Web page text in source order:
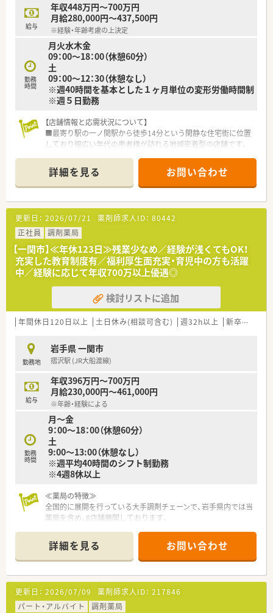
給与
年収448万円～700万円
月給280,000円～437,500円
※経験・年齢考慮の上決定
勤務
時間
月火水木金
09：00～18：00（休憩60分）
土
09：00～12：30（休憩なし）
※週40時間を基本とした１ヶ月単位の変形労働時間制
※週５日勤務
【店舗情報と応需状況について】
■最寄り駅の一ノ関駅から徒歩14分という閑静な住宅街に位置
しており幅広い年代の患者様が訪れる地域密着型の店舗です。
たり約100枚の処方箋を薬剤師5名と事務4名で対応します。
■近隣のクリニックからの処方箋がメインであり地域の医療ニ
ーズに応える質の高いサービスを提供している魅力的な環境で
す。
【募集背景と求める人物像について】
■現在は欠員補充のための募集を行っており地域医療に貢献し
ながら長く勤務していただける協調性のある方を求めておりま
す。
■人物重視の採用を行っており年齢や経験に不安がある方でも
積極的に検討していただける受け入れ幅の広い風通しの良い職
場です。
■周囲のスタッフと連携しながら患者様に寄り添った丁寧な対
応ができるコミュニケーション能力の高い方を歓迎しておりま
す。
【法人特徴について】
■岩手県を中心に40店舗以上を展開しており地域に根ざしたか
かりつけ機能として事業を展開している地元密着型の企業で
す。
■患者様の求めるものに合わせて地域生活に溶け込み親しみを
持っていただける明るく和やかな空間づくりをモットーとして
います。
■東北地方の調剤業界でいち早く国際的な品質保証規格を取得
するなど常にサービスの向上に努めている信頼性の高い企業で
す。
【求人情報について】
■正社員としての募集であり調剤や監査および服薬指導といっ
す。
■年収はこれまでのご経験や年齢などを考慮して448万円から
最高700万円の間で決定されるため収入アップも目指せます。
役職手当や通勤手当など各種手当も充実している環境です。
詳細を見る お問い合わせ
更新日： 2026/07/21 薬剤師求人ID： 80442
正社員
調剤薬局
【一関市】≪年休123日≫残業少なめ／経験が浅くてもOK！
充実した教育制度有／福利厚生面充実・育児中の方も活躍
中／経験に応じて年収700万以上優遇◎
検討リストに追加
年間休日120日以上 土日休み(相談可含む) 週32h以上 新卒可
勤務地
岩手県 一関市
摺沢駅 (JR大船渡線)
給与
年収396万円～700万円
月給230,000円～461,000円
※年齢・経験による
勤務
時間
月～金
9：00～18：00（休憩60分）
土
9:00～13:00（休憩なし）
※週平均40時間のシフト制勤務
※4週8休以上
≪薬局の特徴≫
全国的に展開を行っている大手調剤チェーンで、岩手県内では当
薬局を含め、8店舗展開しております。
ている薬局です。また、在宅医療にも積極的に取り組んでいるた
め、在宅医療のご経験がなくてもご興味がある方は、ぜひご応募
ください！
≪業務内容≫
調剤・監査・服薬指導をメインに行ってもらい、ご経験やご希望次
第で在宅医療にも携わっていただきます。
詳細を見る お問い合わせ
更新日： 2026/07/09 薬剤師求人ID： 217846
パート・アルバイト
調剤薬局